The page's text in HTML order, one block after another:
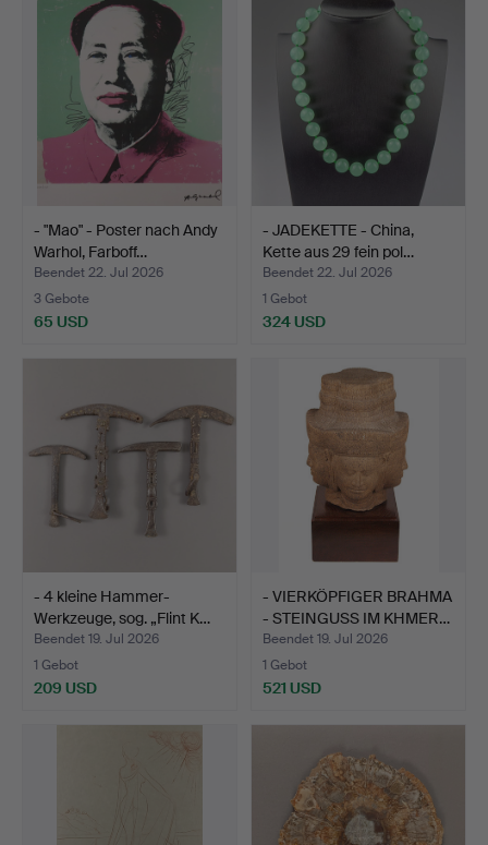
- "Mao" - Poster nach Andy
Warhol, Farboff…
Beendet 22. Jul 2026
3 Gebote
65 USD
- JADEKETTE - China,
Kette aus 29 fein pol…
Beendet 22. Jul 2026
1 Gebot
324 USD
- 4 kleine Hammer-
Werkzeuge, sog. „Flint K…
Beendet 19. Jul 2026
1 Gebot
209 USD
- VIERKÖPFIGER BRAHMA
- STEINGUSS IM KHMER…
Beendet 19. Jul 2026
1 Gebot
521 USD